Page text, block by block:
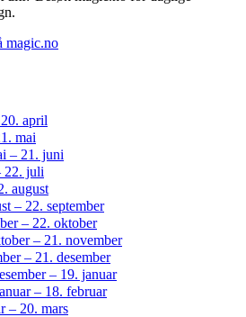
magic.no
april
mai
– 21. juni
22. juli
august
– 22. september
– 22. oktober
– 21. november
– 21. desember
– 19. januar
– 18. februar
– 20. mars